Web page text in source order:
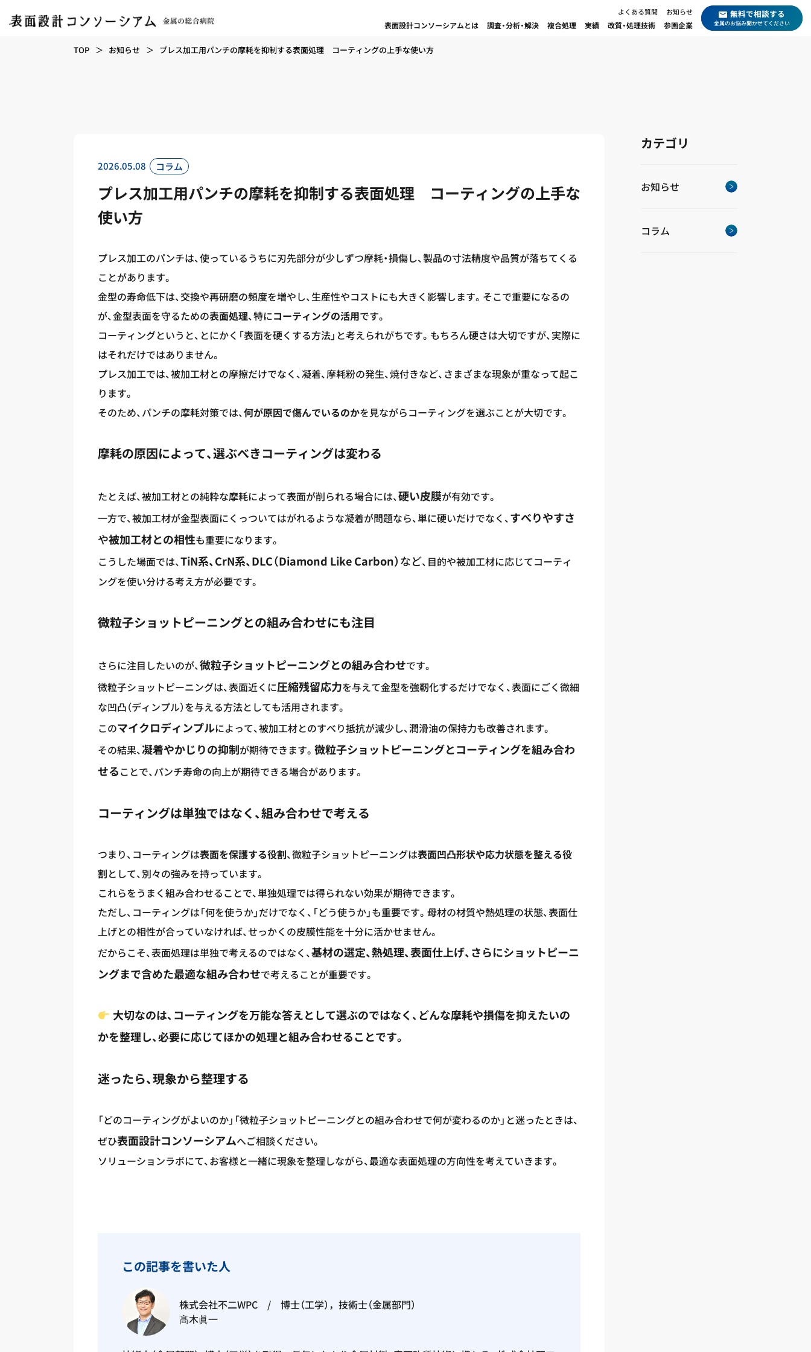
よくある質問 お知らせ
表面設計コンソーシアムとは 調査・分析・解決 複合処理 実績 改質・処理技術 参画企業
無料で相談する
金属のお悩み聞かせてください
TOP お知らせ プレス加工用パンチの摩耗を抑制する表面処理 コーティングの上手な使い方
カテゴリ
お知らせ
コラム
2026.05.08 コラム
プレス加工用パンチの摩耗を抑制する表面処理 コーティングの上手な
使い方
プレス加工のパンチは、使っているうちに刃先部分が少しずつ摩耗・損傷し、製品の寸法精度や品質が落ちてくる
ことがあります。
金型の寿命低下は、交換や再研磨の頻度を増やし、生産性やコストにも大きく影響します。そこで重要になるの
が、金型表面を守るための表面処理、特にコーティングの活用です。
コーティングというと、とにかく「表面を硬くする方法」と考えられがちです。もちろん硬さは大切ですが、実際に
はそれだけではありません。
プレス加工では、被加工材との摩擦だけでなく、凝着、摩耗粉の発生、焼付きなど、さまざまな現象が重なって起こ
ります。
そのため、パンチの摩耗対策では、何が原因で傷んでいるのかを見ながらコーティングを選ぶことが大切です。
摩耗の原因によって、選ぶべきコーティングは変わる
たとえば、被加工材との純粋な摩耗によって表面が削られる場合には、硬い皮膜が有効です。
一方で、被加工材が金型表面にくっついてはがれるような凝着が問題なら、単に硬いだけでなく、すべりやすさ
や被加工材との相性も重要になります。
こうした場面では、TiN系、CrN系、DLC（Diamond Like Carbon）など、目的や被加工材に応じてコーティ
ングを使い分ける考え方が必要です。
微粒子ショットピーニングとの組み合わせにも注目
さらに注目したいのが、微粒子ショットピーニングとの組み合わせです。
微粒子ショットピーニングは、表面近くに圧縮残留応力を与えて金型を強靭化するだけでなく、表面にごく微細
な凹凸（ディンプル）を与える方法としても活用されます。
このマイクロディンプルによって、被加工材とのすべり抵抗が減少し、潤滑油の保持力も改善されます。
その結果、凝着やかじりの抑制が期待できます。 微粒子ショットピーニングとコーティングを組み合わ
せることで、パンチ寿命の向上が期待できる場合があります。
コーティングは単独ではなく、組み合わせで考える
つまり、コーティングは表面を保護する役割、微粒子ショットピーニングは表面凹凸形状や応力状態を整える役
割として、別々の強みを持っています。
これらをうまく組み合わせることで、単独処理では得られない効果が期待できます。
ただし、コーティングは「何を使うか」だけでなく、「どう使うか」も重要です。母材の材質や熱処理の状態、表面仕
上げとの相性が合っていなければ、せっかくの皮膜性能を十分に活かせません。
だからこそ、表面処理は単独で考えるのではなく、基材の選定、熱処理、表面仕上げ、さらにショットピーニ
ングまで含めた最適な組み合わせで考えることが重要です。
大切なのは、コーティングを万能な答えとして選ぶのではなく、どんな摩耗や損傷を抑えたいの
かを整理し、必要に応じてほかの処理と組み合わせることです。
迷ったら、現象から整理する
「どのコーティングがよいのか」「微粒子ショットピーニングとの組み合わせで何が変わるのか」と迷ったときは、
ぜひ表面設計コンソーシアムへご相談ください。
ソリューションラボにて、お客様と一緒に現象を整理しながら、最適な表面処理の方向性を考えていきます。
この記事を書いた人
株式会社不二WPC / 博士（工学），技術士（金属部門）
髙木眞一